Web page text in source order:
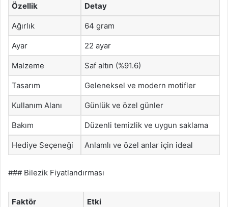
Özellik Detay
Ağırlık 64 gram
Ayar 22 ayar
Malzeme Saf altın (%91.6)
Tasarım Geleneksel ve modern motifler
Kullanım Alanı Günlük ve özel günler
Bakım Düzenli temizlik ve uygun saklama
Hediye Seçeneği Anlamlı ve özel anlar için ideal
### Bilezik Fiyatlandırması
Faktör Etki